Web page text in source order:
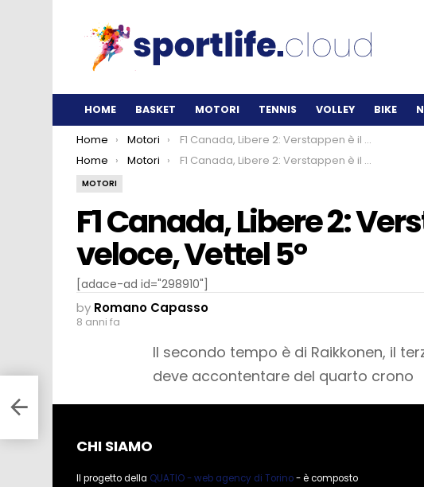
HOME BASKET MOTORI TENNIS VOLLEY BIKE
You are here:
Home Motori
F1 Canada, Libere 2: Verstappen è il più veloce, Vettel 5°
You are here:
Home Motori F1 Canada, Libere 2: Verstappen è il più veloce, Vettel 5°
MOTORI
F1 Canada, Libere 2:
veloce, Vettel 5°
[adace-ad id="298910"]
by Romano Capasso
8 anni fa
Il secondo tempo è di Raikkonen, il
deve accontentare del quarto crono
CHI SIAMO
Il progetto della QUATIO - web agency di Torino- è composto